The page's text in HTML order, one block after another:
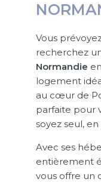
Vous
recherchez
Normandie
logement
au cœur de
parfaite pour
soyez seul,
Avec ses
entièrement
vous offre un